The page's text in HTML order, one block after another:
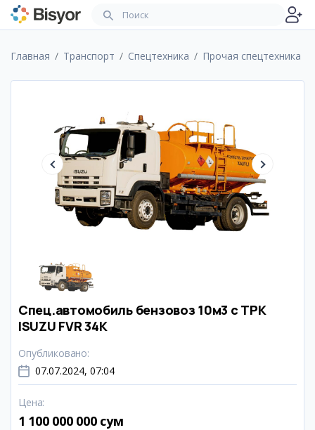
Главная Транспорт Спецтехника Прочая спецтехника
Спец.автомобиль бензовоз 10м3 с ТРК
ISUZU FVR 34K
Опубликовано:
07.07.2024, 07:04
Цена:
1 100 000 000 сум